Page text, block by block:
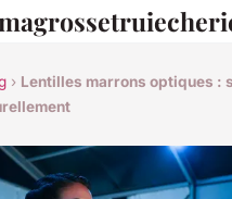
› Lentilles marrons optiques :